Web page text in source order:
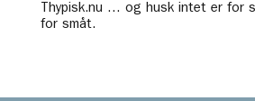
Thypisk.nu … og husk intet er for
for småt.